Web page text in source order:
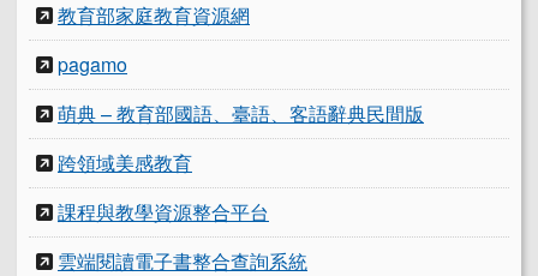
教育部家庭教育資源網
pagamo
萌典 – 教育部國語、臺語、客語辭典民間版
跨領域美感教育
課程與教學資源整合平台
雲端閱讀電子書整合查詢系統